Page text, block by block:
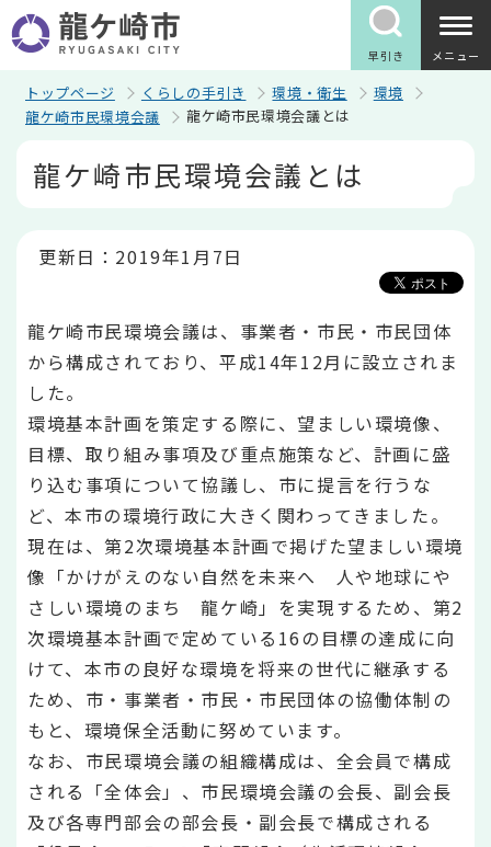
の
ペ
早引き メニュー
トップページ くらしの手引き 環境・衛生
環境
龍ケ崎市民環境会議
龍ケ崎市民環境会議とは
龍ケ崎市民環境会議とは
更新日：2019年1月7日
龍ケ崎市民環境会議は、事業者・市民・市民団体
から構成されており、平成14年12月に設立されま
した。
環境基本計画を策定する際に、望ましい環境像、
目標、取り組み事項及び重点施策など、計画に盛
り込む事項について協議し、市に提言を行うな
ど、本市の環境行政に大きく関わってきました。
現在は、第2次環境基本計画で掲げた望ましい環境
像「かけがえのない自然を未来へ 人や地球にや
さしい環境のまち 龍ケ崎」を実現するため、第2
次環境基本計画で定めている16の目標の達成に向
けて、本市の良好な環境を将来の世代に継承する
ため、市・事業者・市民・市民団体の協働体制の
もと、環境保全活動に努めています。
なお、市民環境会議の組織構成は、全会員で構成
される「全体会」、市民環境会議の会長、副会長
及び各専門部会の部会長・副会長で構成される